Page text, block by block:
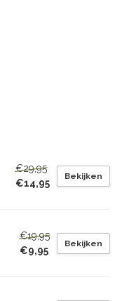
€29,95
€14,95
Bekijken
€19,95
€9,95
Bekijken